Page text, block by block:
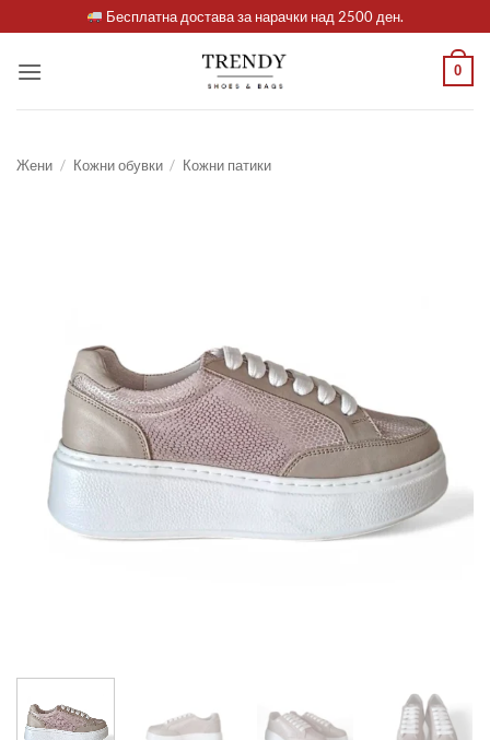
to
content
Бесплатна достава за нарачки над 2500 ден.
0
Жени / Кожни обувки / Кожни патики